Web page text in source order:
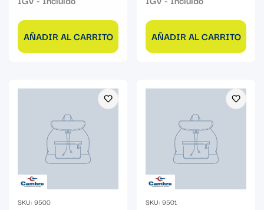
AÑADIR AL CARRITO AÑADIR AL CARRITO
SKU: 9500 SKU: 9501